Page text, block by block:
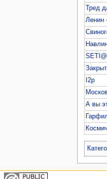
Тред
Ленин
I2p
А вы